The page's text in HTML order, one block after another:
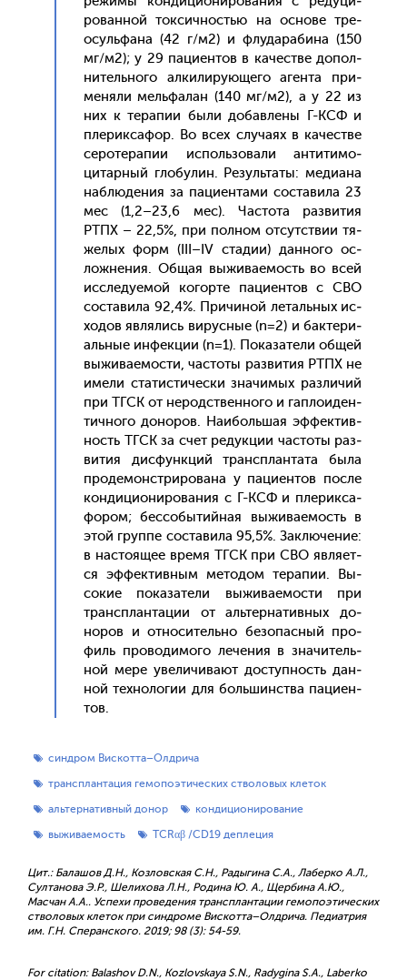
рован­ной ток­сичностью на ос­но­ве тре­
осуль­фа­на (42 г/м2) и флу­дара­бина (150
мг/м2); у 29 па­ци­ен­тов в ка­чес­тве до­пол­
ни­тель­но­го ал­ки­лиру­юще­го аген­та при­
меня­ли мель­фа­лан (140 мг/м2), а у 22 из
них к те­рапии бы­ли до­бав­ле­ны Г-КСФ и
пле­рик­са­фор. Во всех слу­ча­ях в ка­чес­тве
се­роте­рапии ис­поль­зо­вали ан­ти­тимо­
цитар­ный гло­булин. Ре­зуль­та­ты: ме­ди­ана
наб­лю­дения за па­ци­ен­та­ми сос­та­вила 23
мес (1,2–23,6 мес). Час­то­та раз­ви­тия
РТПХ – 22,5%, при пол­ном от­сутс­твии тя­
желых форм (III–IV ста­дии) дан­но­го ос­
ложне­ния. Об­щая вы­жива­емость во всей
ис­сле­ду­емой ко­гор­те па­ци­ен­тов с СВО
сос­та­вила 92,4%. При­чиной ле­таль­ных ис­
хо­дов яв­ля­лись ви­рус­ные (n=2) и бак­те­ри­
аль­ные ин­фекции (n=1). По­каза­тели об­щей
вы­жива­емос­ти, час­то­ты раз­ви­тия РТПХ не
име­ли ста­тис­ти­чес­ки зна­чимых раз­ли­чий
при ТГСК от не­родс­твен­но­го и гап­ло­иден­
тично­го до­норов. На­иболь­шая эф­фектив­
ность ТГСК за счет ре­дук­ции час­то­ты раз­
ви­тия дис­фун­кций транс­план­та­та бы­ла
про­демонс­три­рова­на у па­ци­ен­тов пос­ле
кон­ди­ци­они­рова­ния с Г-КСФ и пле­рик­са­
фором; бес­со­бытий­ная вы­жива­емость в
этой груп­пе сос­та­вила 95,5%. Зак­лю­чение:
в нас­то­ящее вре­мя ТГСК при СВО яв­ля­ет­
ся эф­фектив­ным ме­тодом те­рапии. Вы­
сокие по­каза­тели вы­жива­емос­ти при
транс­план­та­ции от аль­тер­на­тив­ных до­
норов и от­но­ситель­но бе­зопас­ный про­
филь про­води­мого ле­чения в зна­читель­
ной ме­ре уве­личи­ва­ют дос­тупность дан­
ной тех­но­логии для боль­шинс­тва па­ци­ен­
тов.
синдром Вискотта–Олдрича
трансплантация гемопоэтических стволовых клеток
альтернативный донор
кондиционирование
выживаемость
TCRαβ /CD19 деплеция
Цит.: Балашов Д.Н., Козловская С.Н., Радыгина С.А., Лаберко А.Л.,
Султанова Э.Р., Шелихова Л.Н., Родина Ю. А., Щербина А.Ю.,
Масчан А.А.. Успехи проведения трансплантации гемопоэтических
стволовых клеток при синдроме Вискотта–Олдрича. Педиатрия
им. Г.Н. Сперанского. 2019; 98 (3): 54-59.
For citation: Balashov D.N., Kozlovskaya S.N., Radygina S.A., Laberko